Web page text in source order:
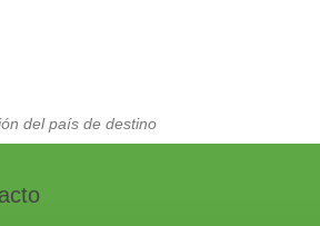
del país de destino